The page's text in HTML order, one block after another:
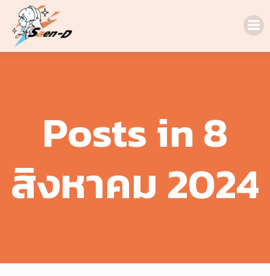
Posts in 8
สิงหาคม 2024